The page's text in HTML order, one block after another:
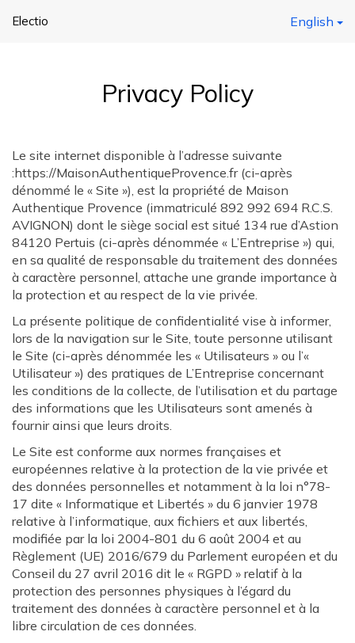
Electio English
Privacy Policy
Le site internet disponible à l’adresse suivante
:https://MaisonAuthentiqueProvence.fr (ci-après
dénommé le « Site »), est la propriété de Maison
Authentique Provence (immatriculé 892 992 694 R.C.S.
AVIGNON) dont le siège social est situé 134 rue d’Astion
84120 Pertuis (ci-après dénommée « L’Entreprise ») qui,
en sa qualité de responsable du traitement des données
à caractère personnel, attache une grande importance à
la protection et au respect de la vie privée.
La présente politique de confidentialité vise à informer,
lors de la navigation sur le Site, toute personne utilisant
le Site (ci-après dénommée les « Utilisateurs » ou l’«
Utilisateur ») des pratiques de L’Entreprise concernant
les conditions de la collecte, de l’utilisation et du partage
des informations que les Utilisateurs sont amenés à
fournir ainsi que leurs droits.
Le Site est conforme aux normes françaises et
européennes relative à la protection de la vie privée et
des données personnelles et notamment à la loi n°78-
17 dite « Informatique et Libertés » du 6 janvier 1978
relative à l’informatique, aux fichiers et aux libertés,
modifiée par la loi 2004-801 du 6 août 2004 et au
Règlement (UE) 2016/679 du Parlement européen et du
Conseil du 27 avril 2016 dit le « RGPD » relatif à la
protection des personnes physiques à l’égard du
traitement des données à caractère personnel et à la
libre circulation de ces données.